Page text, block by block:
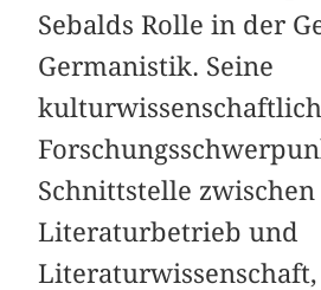
Sebalds Rolle in der
Germanistik. Seine
Schnittstelle zwischen
Literaturbetrieb und